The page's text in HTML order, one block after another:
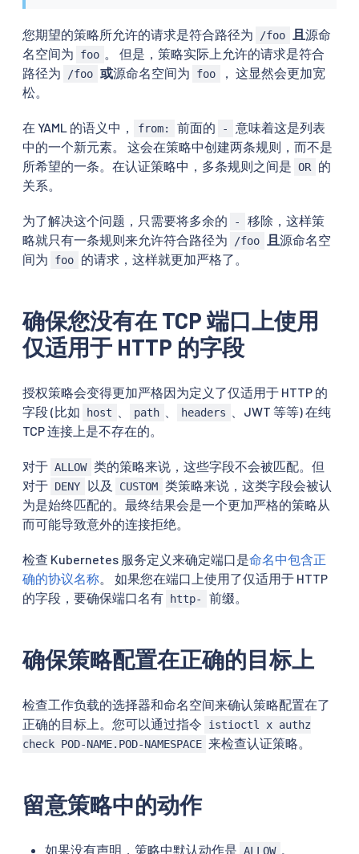
您期望的策略所允许的请求是符合路径为 /foo 且源命
名空间为
foo 。 但是，策略实际上允许的请求是符合
路径为
/foo 或源命名空间为 foo
， 这显然会更加宽
松。
在 YAML 的语义中， from: 前面的 -
意味着这是列表
中的一个新元素。 这会在策略中创建两条规则，而不是
所希望的一条。在认证策略中，多条规则之间是 OR
的
关系。
为了解决这个问题，只需要将多余的 -
移除，这样策
略就只有一条规则来允许符合路径为
/foo 且源命名空
间为
foo 的请求，这样就更加严格了。
确保您没有在 TCP 端口上使用
仅适用于 HTTP 的字段
授权策略会变得更加严格因为定义了仅适用于 HTTP 的
字段 (比如
host path headers
、JWT 等等) 在纯
TCP 连接上是不存在的。
对于 ALLOW 类的策略来说，这些字段不会被匹配。但
对于 DENY 以及 CUSTOM 类策略来说，这类字段会被认
为是始终匹配的。最终结果会是一个更加严格的策略从
而可能导致意外的连接拒绝。
检查 Kubernetes 服务定义来确定端口是命名中包含正
确的协议名称。 如果您在端口上使用了仅适用于 HTTP
的字段，要确保端口名有
http- 前缀。
确保策略配置在正确的目标上
检查工作负载的选择器和命名空间来确认策略配置在了
正确的目标上。您可以通过指令
istioctl x authz
check POD-NAME.POD-NAMESPACE 来检查认证策略。
留意策略中的动作
如果没有声明，策略中默认动作是 ALLOW 。